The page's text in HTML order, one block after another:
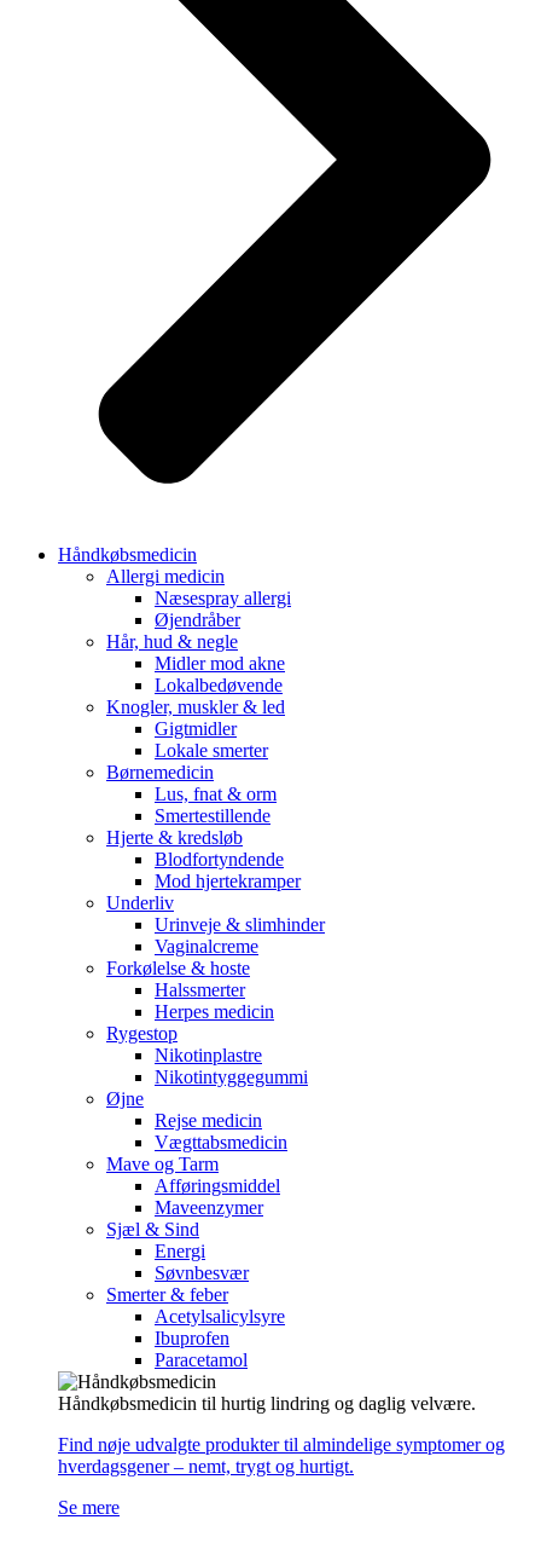
Håndkøbsmedicin
Allergi medicin
Næsespray allergi
Øjendråber
Hår, hud & negle
Midler mod akne
Lokalbedøvende
Knogler, muskler & led
Gigtmidler
Lokale smerter
Børnemedicin
Lus, fnat & orm
Smertestillende
Hjerte & kredsløb
Blodfortyndende
Mod hjertekramper
Underliv
Urinveje & slimhinder
Vaginalcreme
Forkølelse & hoste
Halssmerter
Herpes medicin
Rygestop
Nikotinplastre
Nikotintyggegummi
Øjne
Rejse medicin
Vægttabsmedicin
Mave og Tarm
Afføringsmiddel
Maveenzymer
Sjæl & Sind
Energi
Søvnbesvær
Smerter & feber
Acetylsalicylsyre
Ibuprofen
Paracetamol
Håndkøbsmedicin til hurtig lindring og daglig velvære.
Find nøje udvalgte produkter til almindelige symptomer og
hverdagsgener – nemt, trygt og hurtigt.
Se mere